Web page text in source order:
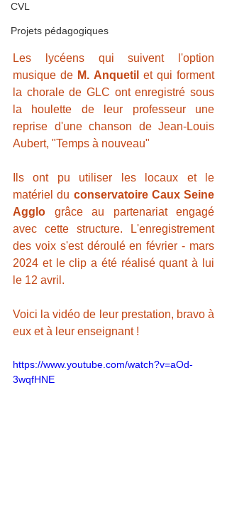
CVL
Projets pédagogiques
Les lycéens qui suivent l'option
musique de M. Anquetil et qui forment
la chorale de GLC ont enregistré sous
la houlette de leur professeur une
reprise d'une chanson de Jean-Louis
Aubert, "Temps à nouveau"
Ils ont pu utiliser les locaux et le
matériel du conservatoire Caux Seine
Agglo grâce au partenariat engagé
avec cette structure. L'enregistrement
des voix s'est déroulé en février - mars
2024 et le clip a été réalisé quant à lui
le 12 avril.
Voici la vidéo de leur prestation, bravo à
eux et à leur enseignant !
https://www.youtube.com/watch?v=aOd-
3wqfHNE